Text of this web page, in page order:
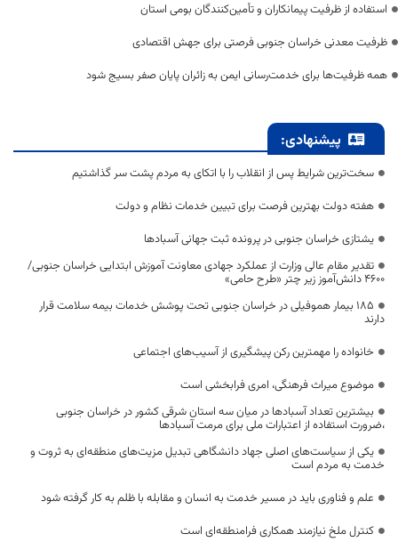
استفاده از ظرفیت پیمانکاران و تأمین‌کنندگان بومی استان
ظرفیت معدنی خراسان جنوبی فرصتی برای جهش اقتصادی
همه ظرفیت‌ها برای خدمت‌رسانی ایمن به زائران پایان صفر بسیج شود
پیشنهادی:
سخت‌ترین شرایط پس از انقلاب را با اتکای به مردم پشت سر گذاشتیم
هفته دولت بهترین فرصت برای تبیین خدمات نظام و دولت
یشتازی خراسان جنوبی در پرونده ثبت جهانی آسبادها
تقدیر مقام عالی وزارت از عملکرد جهادی معاونت آموزش ابتدایی خراسان جنوبی/
۴۶۰۰ دانش‌آموز زیر چتر «طرح حامی»
۱۸۵ بیمار هموفیلی در خراسان جنوبی تحت پوشش خدمات بیمه سلامت قرار
دارند
خانواده را مهمترین رکن پیشگیری از آسیب‌های اجتماعی
موضوع میراث فرهنگی، امری فرابخشی است
بیشترین تعداد آسبادها در میان سه استان شرقی کشور در خراسان جنوبی
،ضرورت استفاده از اعتبارات ملی برای مرمت آسبادها
یکی از سیاست‌های اصلی جهاد دانشگاهی تبدیل مزیت‌های منطقه‌ای به ثروت و
خدمت به مردم است
علم و فناوری باید در مسیر خدمت به انسان و مقابله با ظلم به کار گرفته شود
کنترل ملخ نیازمند همکاری فرامنطقه‌ای است